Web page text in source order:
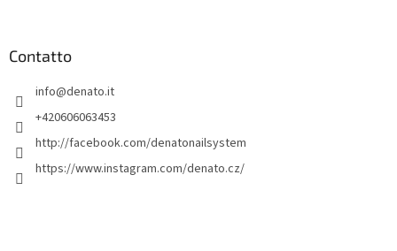
Contatto
info@denato.it
+420606063453
http://facebook.com/denatonailsystem
https://www.instagram.com/denato.cz/